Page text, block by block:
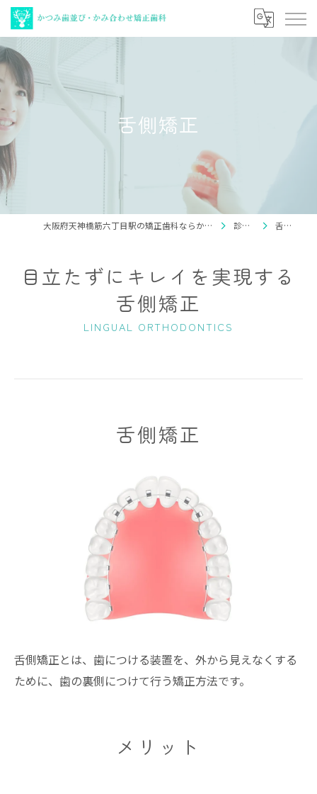
舌側矯正
大阪府天神橋筋六丁目駅の矯正歯科ならかつみ歯並び・かみ合わせ矯正歯科 診療案内 舌側矯正
目立たずにキレイを実現する
舌側矯正
LINGUAL ORTHODONTICS
舌側矯正
舌側矯正とは、歯につける装置を、外から見えなくする
ために、歯の裏側につけて行う矯正方法です。
メリット